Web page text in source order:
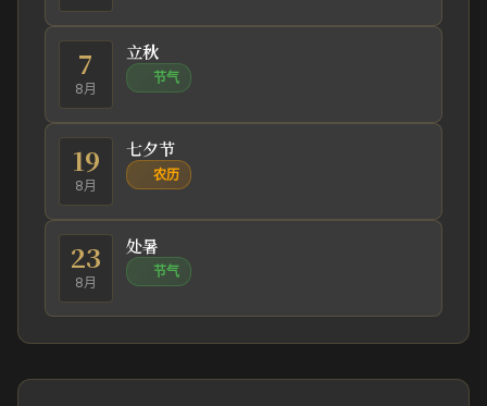
7
8月
立秋
节气
19
8月
七夕节
农历
23
8月
处暑
节气